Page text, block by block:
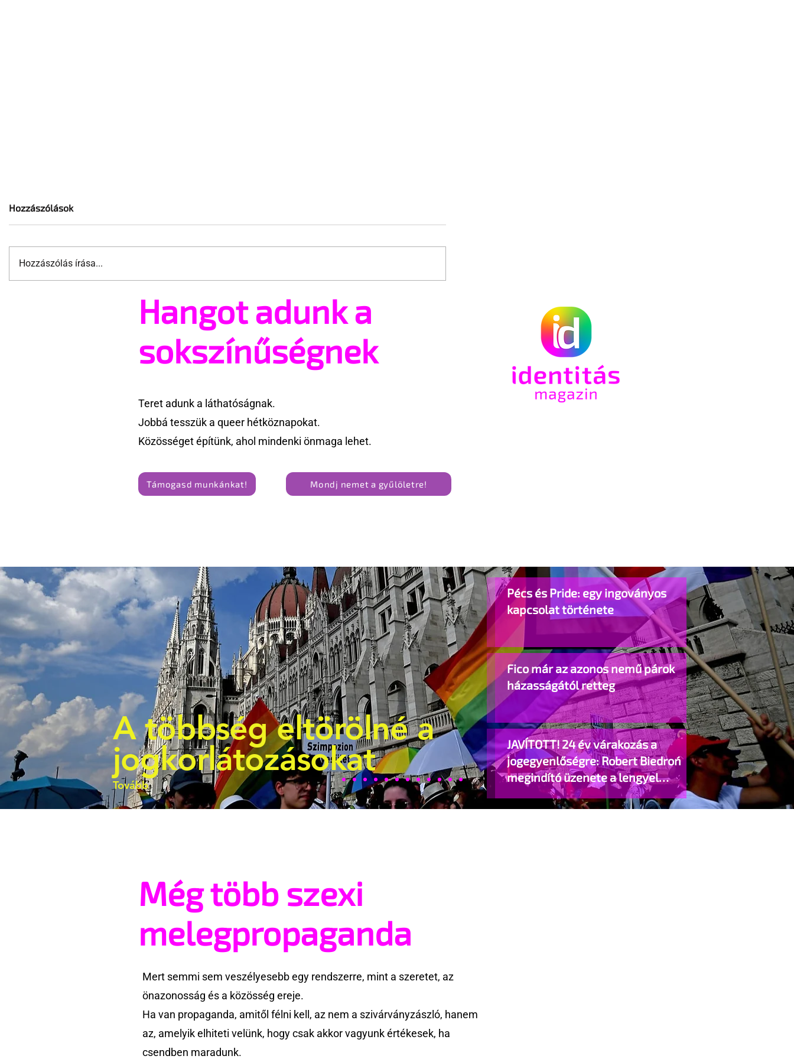
Építészeti irányelvek a vágy
Terrortámadás árnyékában
tartják az idei WorldPride-ot
Amszterdamban
Hozzászólások
Hozzászólás írása...
Hangot adunk a
sokszínűségnek
Teret adunk a láthatóságnak.
Jobbá tesszük a queer hétköznapokat.
Közösséget építünk, ahol mindenki önmaga lehet.
Támogasd munkánkat! Mondj nemet a gyűlöletre!
A többség eltörölné a
jogkorlátozásokat
Tovább
Pécs és Pride: egy ingoványos
kapcsolat története
Fico már az azonos nemű párok
házasságától retteg
JAVÍTOTT! 24 év várakozás a
jogegyenlőségre: Robert Biedroń
megindító üzenete a lengyel
bejegyzett élettársi kapcsolatokért
Még több szexi
melegpropaganda
Mert semmi sem veszélyesebb egy rendszerre, mint a szeretet, az
önazonosság és a közösség ereje.
Ha van propaganda, amitől félni kell, az nem a szivárványzászló, hanem
az, amelyik elhiteti velünk, hogy csak akkor vagyunk értékesek, ha
csendben maradunk.